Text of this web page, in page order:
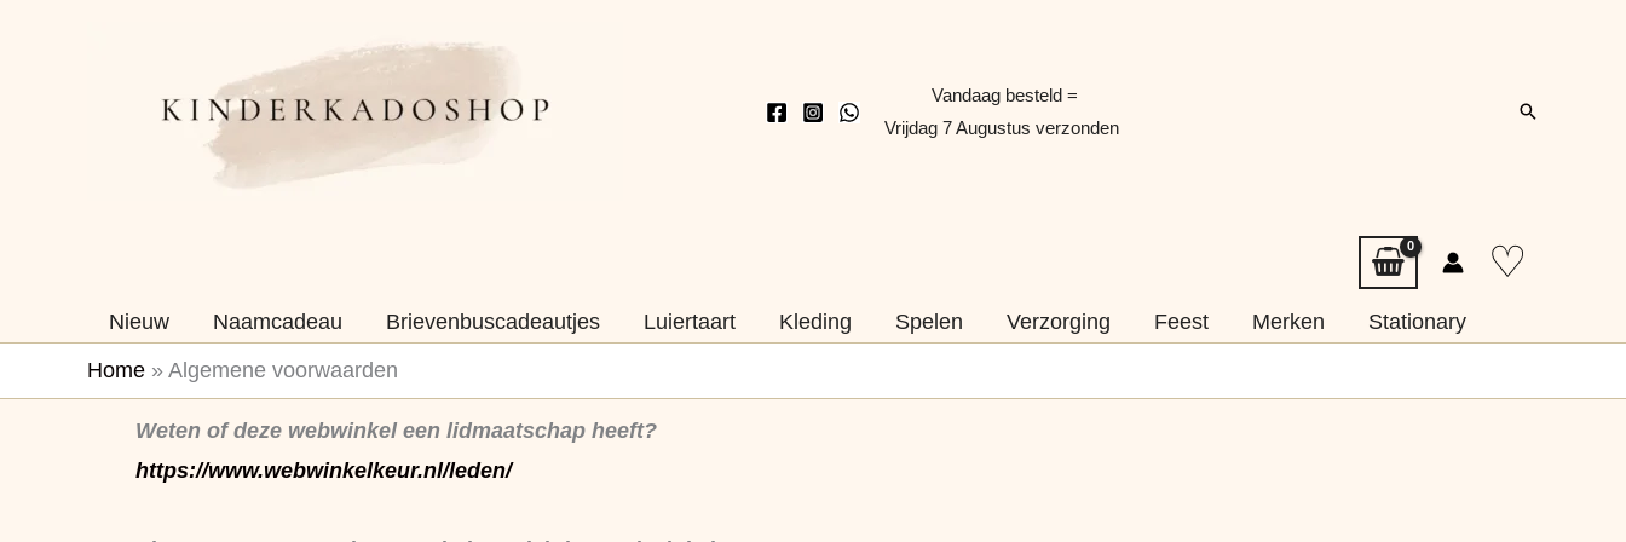
Vandaag besteld =
Vrijdag 7 Augustus verzonden
Zoeken
♡
Nieuw Naamcadeau Brievenbuscadeautjes Luiertaart Kleding Spelen Verzorging Feest Merken
Stationary
Home » Algemene voorwaarden
Weten of deze webwinkel een lidmaatschap heeft?
https://www.webwinkelkeur.nl/leden/